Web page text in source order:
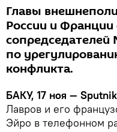
Главы
России и Франции
по
конфликта.
БАКУ, 17 ноя —
Лавров и его
Эйро в телефонном